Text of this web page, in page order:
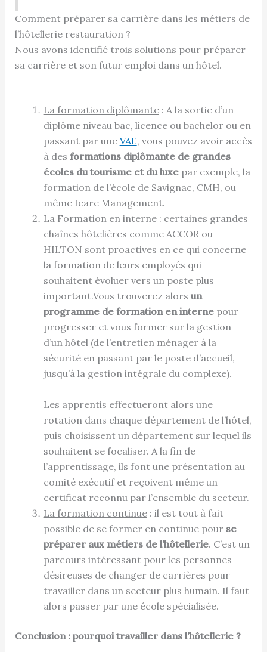
Comment préparer sa carrière dans les métiers de
l’hôtellerie restauration ?
Nous avons identifié trois solutions pour préparer
sa carrière et son futur emploi dans un hôtel.
La formation diplômante: A la sortie d’un
diplôme niveau bac, licence ou bachelor ou en
passant par une VAE, vous pouvez avoir accès
à des formations diplômante de grandes
écoles du tourisme et du luxepar exemple, la
formation de l’école de Savignac, CMH, ou
même Icare Management.
La Formation en interne: certaines grandes
chaînes hôtelières comme ACCOR ou
HILTON sont proactives en ce qui concerne
la formation de leurs employés qui
souhaitent évoluer vers un poste plus
important.Vous trouverez alors un
programme de formation en internepour
progresser et vous former sur la gestion
d’un hôtel (de l’entretien ménager à la
sécurité en passant par le poste d’accueil,
jusqu’à la gestion intégrale du complexe).
Les apprentis effectueront alors une
rotation dans chaque département de l’hôtel,
puis choisissent un département sur lequel ils
souhaitent se focaliser. A la fin de
l’apprentissage, ils font une présentation au
comité exécutif et reçoivent même un
certificat reconnu par l’ensemble du secteur.
La formation continue: il est tout à fait
possible de se former en continue pour se
préparer aux métiers de l’hôtellerie. C’est un
parcours intéressant pour les personnes
désireuses de changer de carrières pour
travailler dans un secteur plus humain. Il faut
alors passer par une école spécialisée.
Conclusion : pourquoi travailler dans l’hôtellerie ?